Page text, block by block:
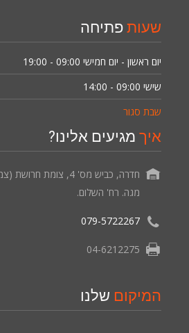
שעות פתיחה
09:00 - 19:00 יום ראשון - יום חמישי
09:00 - 14:00 שישי
שבת סגור
איך מגיעים אלינו?
חדרה, כביש מס' 4, צומת
מגה. רח' השלום.
079-5722267
04-6212275
המיקום שלנו